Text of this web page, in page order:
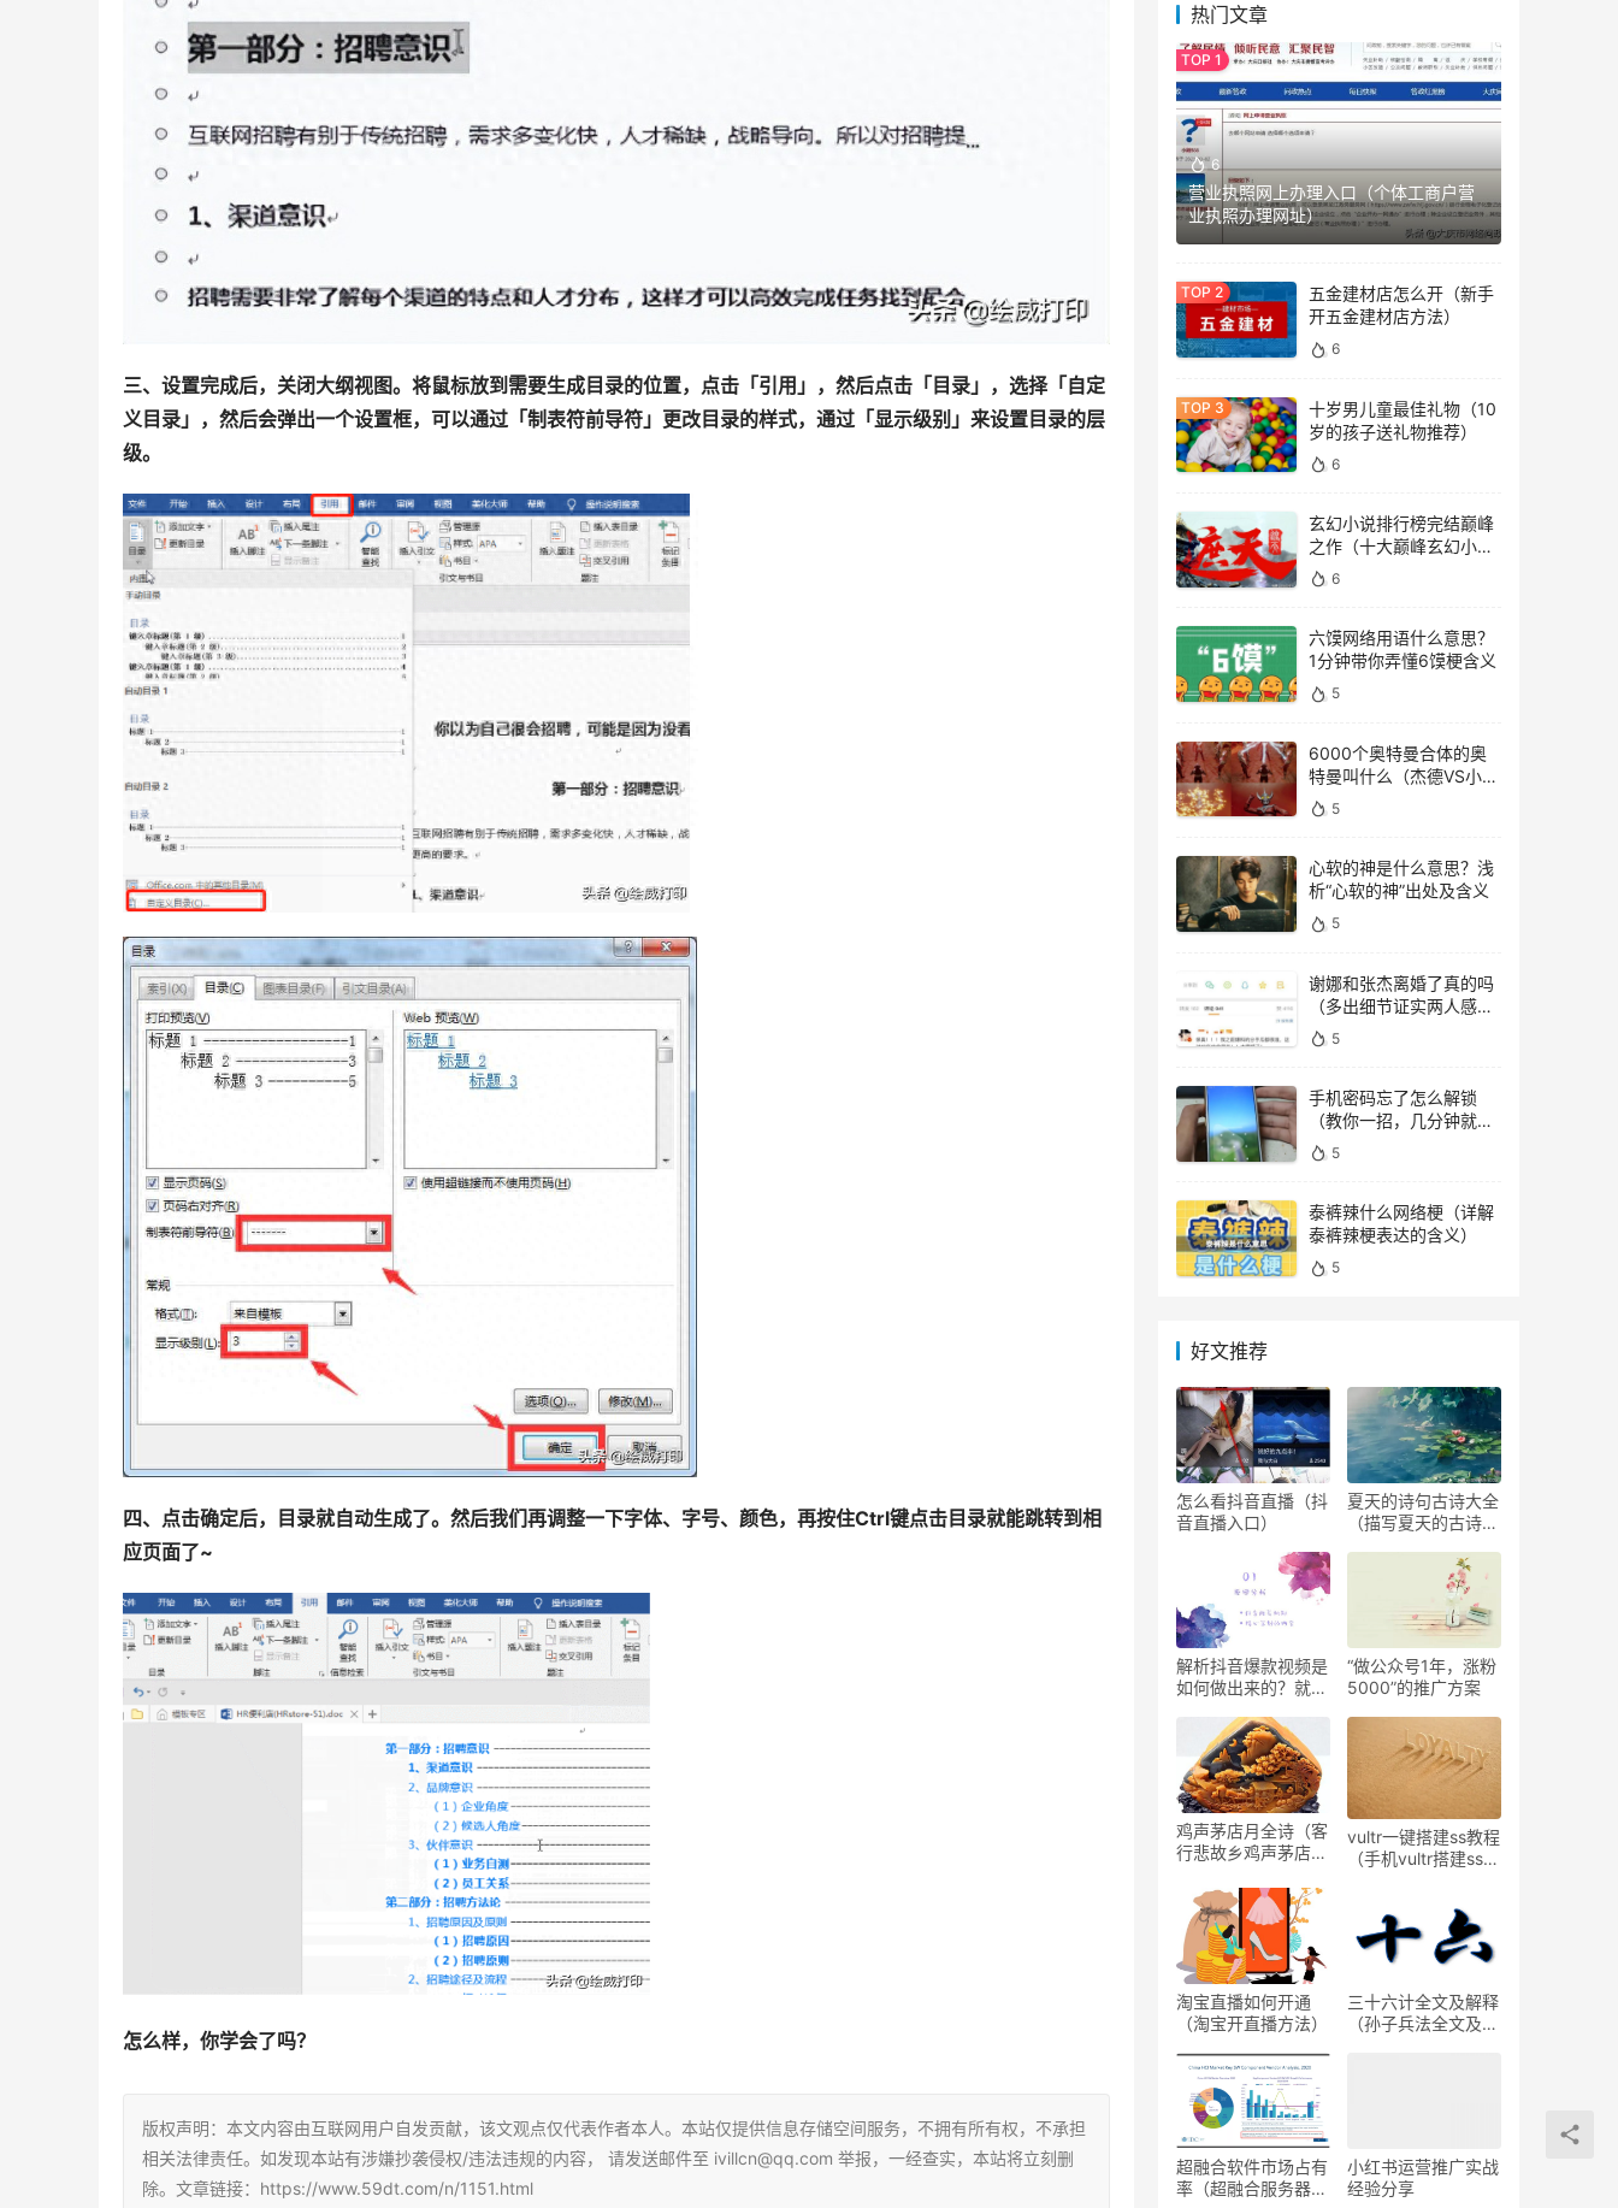
三、设置完成后，关闭大纲视图。将鼠标放到需要生成目录的位置，点击「引用」，然后点击「目录」，选择「自定
义目录」，然后会弹出一个设置框，可以通过「制表符前导符」更改目录的样式，通过「显示级别」来设置目录的层
级。
四、点击确定后，目录就自动生成了。然后我们再调整一下字体、字号、颜色，再按住Ctrl键点击目录就能跳转到相
应页面了~
怎么样，你学会了吗？
版权声明：本文内容由互联网用户自发贡献，该文观点仅代表作者本人。本站仅提供信息存储空间服务，不拥有所有权，不承担
相关法律责任。如发现本站有涉嫌抄袭侵权/违法违规的内容， 请发送邮件至 ivillcn@qq.com 举报，一经查实，本站将立刻删
除。文章链接：https://www.59dt.com/n/1151.html
热门文章
6
营业执照网上办理入口（个体工商户营
业执照办理网址）
五金建材店怎么开（新手
开五金建材店方法）
6
十岁男儿童最佳礼物（10
岁的孩子送礼物推荐）
6
玄幻小说排行榜完结巅峰
之作（十大巅峰玄幻小说
排行榜）
6
六馍网络用语什么意思？
1分钟带你弄懂6馍梗含义
5
6000个奥特曼合体的奥
特曼叫什么（杰德VS小金
人）5
心软的神是什么意思？浅
析“心软的神”出处及含义
5
谢娜和张杰离婚了真的吗
（多出细节证实两人感情
稳定）
5
手机密码忘了怎么解锁
（教你一招，几分钟就能
顺利解锁）
5
泰裤辣什么网络梗（详解
泰裤辣梗表达的含义）
5
好文推荐
怎么看抖音直播（抖
音直播入口）
夏天的诗句古诗大全
（描写夏天的古诗欣
解析抖音爆款视频是
如何做出来的？就4
速涨粉
“做公众号1年，涨粉
5000”的推广方案
鸡声茅店月全诗（客
行悲故乡鸡声茅店
vultr一键搭建ss教程
（手机vultr搭建ssr
淘宝直播如何开通
（淘宝开直播方法）
三十六计全文及解释
（孙子兵法全文及解
超融合软件市场占有
率（超融合服务器三
小红书运营推广实战
经验分享